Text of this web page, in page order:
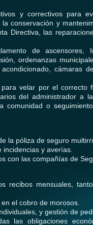
y correctivospara
conservación y
Directiva, las
de ascensores,
ordenanzas
cámaras
velar por el correcto
del administrador a
comunidad o
la póliza de seguro
y averías.
con las compañías de
recibos mensuales,
el cobro de morosos.
y gestión de
las obligaciones